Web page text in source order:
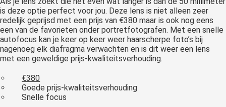
is deze optie perfect voor jou. Deze lens is niet alleen zeer
redelijk geprijsd met een prijs van €380 maar is ook nog eens
een van de favorieten onder portretfotografen. Met een snelle
autofocus kan je keer op keer weer haarscherpe foto’s bij
nagenoeg elk diafragma verwachten en is dit weer een lens
met een geweldige prijs-kwaliteitsverhouding.
€380
Goede prijs-kwaliteitsverhouding
Snelle focus